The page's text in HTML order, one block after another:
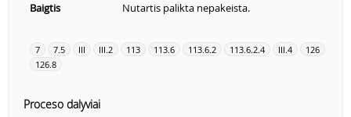
Baigtis
Nutartis palikta nepakeista.
7 7.5 III III.2 113 113.6 113.6.2 113.6.2.4 III.4
126
126.8
Proceso dalyviai